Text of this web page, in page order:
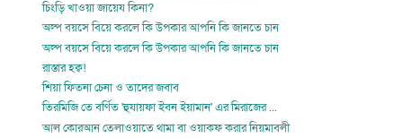
চিংড়ি খাওয়া জায়েয কিনা?
অল্প বয়সে বিয়ে করলে কি উপকার আপনি কি জানতে চান
অল্প বয়সে বিয়ে করলে কি উপকার আপনি কি জানতে চান
রাস্তার হক্ব!
শিয়া ফিতনা চেনা ও তাদের জবাব
তিরমিজি তে বর্ণিত 'হুযায়ফা ইবন ইয়ামান' এর মিরাজের ...
আল কোরআন তেলাওয়াতে থামা বা ওয়াকফ করার নিয়মাবলী